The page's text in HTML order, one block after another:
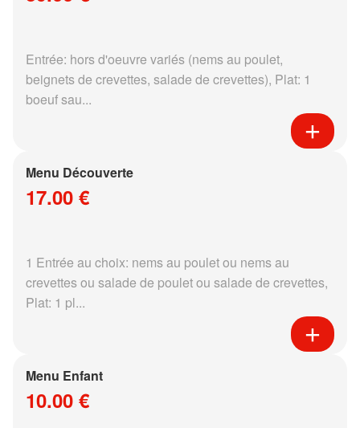
Entrée: hors d'oeuvre variés (nems au poulet,
beignets de crevettes, salade de crevettes), Plat: 1
boeuf sau...
Menu Découverte
17.00 €
1 Entrée au choix: nems au poulet ou nems au
crevettes ou salade de poulet ou salade de crevettes,
Plat: 1 pl...
Menu Enfant
10.00 €